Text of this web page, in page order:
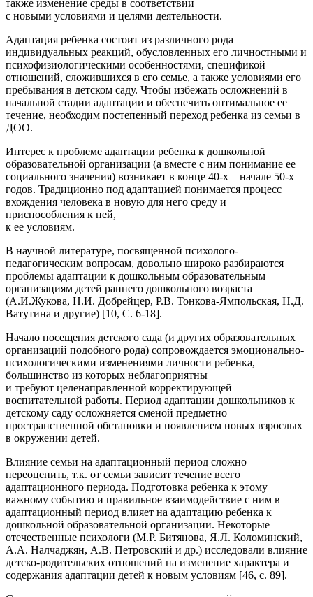
также изменение среды в соответствии
с новыми условиями и целями деятельности.
Адаптация ребенка состоит из различного рода
индивидуальных реакций, обусловленных его личностными и
психофизиологическими особенностями, спецификой
отношений, сложившихся в его семье, а также условиями его
пребывания в детском саду. Чтобы избежать осложнений в
начальной стадии адаптации и обеспечить оптимальное ее
течение, необходим постепенный переход ребенка из семьи в
ДОО.
Интерес к проблеме адаптации ребенка к дошкольной
образовательной организации (а вместе с ним понимание ее
социального значения) возникает в конце 40-х – начале 50-х
годов. Традиционно под адаптацией понимается процесс
вхождения человека в новую для него среду и
приспособления к ней,
к ее условиям.
В научной литературе, посвященной психолого-
педагогическим вопросам, довольно широко разбираются
проблемы адаптации к дошкольным образовательным
организациям детей раннего дошкольного возраста
(А.И.Жукова, Н.И. Добрейцер, Р.В. Тонкова-Ямпольская, Н.Д.
Ватутина и другие) [10, С. 6-18].
Начало посещения детского сада (и других образовательных
организаций подобного рода) сопровождается эмоционально-
психологическими изменениями личности ребенка,
большинство из которых неблагоприятны
и требуют целенаправленной корректирующей
воспитательной работы. Период адаптации дошкольников к
детскому саду осложняется сменой предметно
пространственной обстановки и появлением новых взрослых
в окружении детей.
Влияние семьи на адаптационный период сложно
переоценить, т.к. от семьи зависит течение всего
адаптационного периода. Подготовка ребенка к этому
важному событию и правильное взаимодействие с ним в
адаптационный период влияет на адаптацию ребенка к
дошкольной образовательной организации. Некоторые
отечественные психологи (М.Р. Битянова, Я.Л. Коломинский,
А.А. Налчаджян, А.В. Петровский и др.) исследовали влияние
детско-родительских отношений на изменение характера и
содержания адаптации детей к новым условиям [46, с. 89].